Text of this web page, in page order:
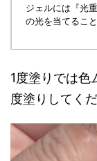
ジェルには『光
の光を当てるこ
1度塗りでは色
度塗りしてくだ